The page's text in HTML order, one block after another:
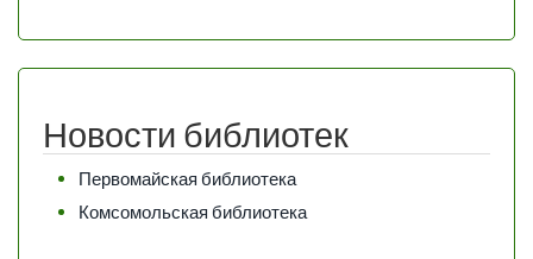
Новости библиотек
Первомайская библиотека
Комсомольская библиотека